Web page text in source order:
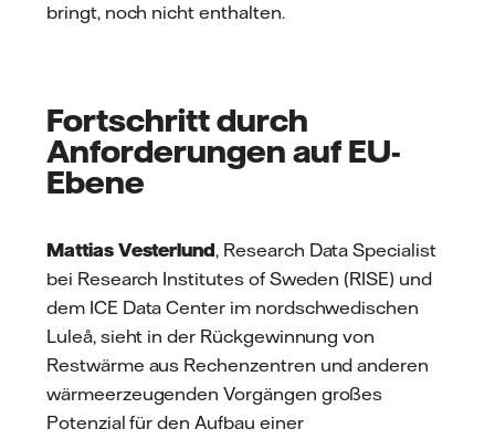
bringt, noch nicht enthalten.
Fortschritt durch
Anforderungen auf EU-
Ebene
Mattias Vesterlund, Research Data Specialist
bei Research Institutes of Sweden (RISE) und
dem ICE Data Center im nordschwedischen
Luleå, sieht in der Rückgewinnung von
Restwärme aus Rechenzentren und anderen
wärmeerzeugenden Vorgängen großes
Potenzial für den Aufbau einer